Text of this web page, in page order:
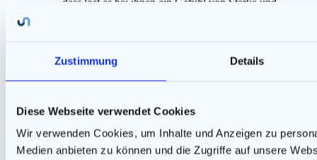
Zustimmung Details
Diese Webseite verwendet Cookies
Wir verwenden Cookies, um Inhalte und Anzeigen zu
Medien anbieten zu können und die Zugriffe auf unsere
Anka sagt:
Entschuldigung 🤭
„Zartheit“ und „Schwäche“ sollen einen